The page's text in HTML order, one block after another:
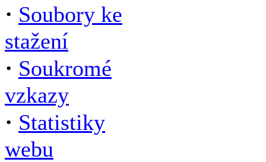
· Soubory ke
stažení
· Soukromé
vzkazy
· Statistiky
webu